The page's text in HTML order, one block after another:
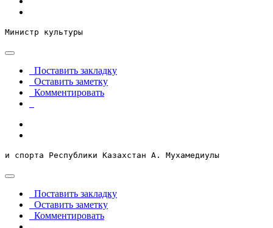
Министр культуры
Поставить закладку
Оставить заметку
Комментировать
и спорта Республики Казахстан А. Мухамедиулы
Поставить закладку
Оставить заметку
Комментировать